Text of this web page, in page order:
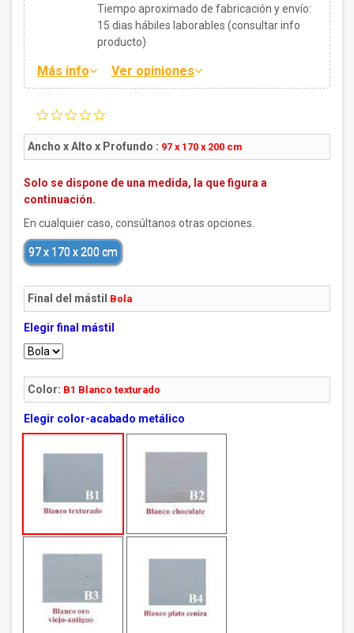
Tiempo aproximado de fabricación y envío:
15 dias hábiles laborables (consultar info
producto)
Más info Ver opiniones
rating
Ancho x Alto x Profundo : 97 x 170 x 200 cm
Solo se dispone de una medida, la que figura a
continuación.
En cualquier caso, consúltanos otras opciones.
97 x 170 x 200 cm
Final del mástil Bola
Elegir final mástil
Color: B1 Blanco texturado
Elegir color-acabado metálico